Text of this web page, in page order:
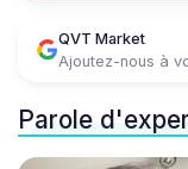
QVT Market
Ajoutez-nous à
Parole